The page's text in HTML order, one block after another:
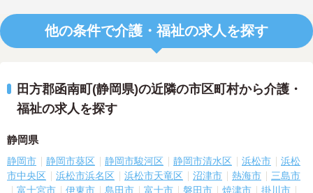
他の条件で介護・福祉の求人を探す
田方郡函南町(静岡県)の近隣の市区町村から介護・
福祉の求人を探す
静岡県
静岡市 静岡市葵区 静岡市駿河区 静岡市清水区 浜松市
浜松
市中央区
浜松市浜名区 浜松市天竜区 沼津市 熱海市
三島市
富士宮市
伊東市 島田市 富士市 磐田市 焼津市
掛川市